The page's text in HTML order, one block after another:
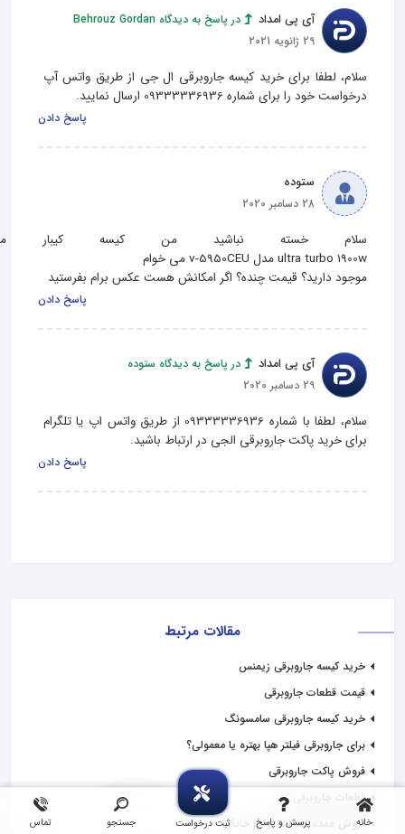
خانه پرسش و پاسخ ثبت درخواست جستجو تماس
مقالات مرتبط
خرید کیسه جاروبرقی زیمنس
قیمت قطعات جاروبرقی
خرید کیسه جاروبرقی سامسونگ
برای جاروبرقی فیلتر هپا بهتره یا معمولی؟
فروش پاکت جاروبرقی
قطعات جاروبرقی
فروش عمده قطعات لوازم خانگی
آی پی امداد
در پاسخ به دیدگاه Behrouz Gordan
29 ژانویه 2021
سلام، لطفا برای خرید کیسه جاروبرقی ال جی از طریق واتس آپ
درخواست خود را برای شماره 09333336936 ارسال نمایید.
پاسخ دادن
ستوده
28 دسامبر 2020
سلام خسته نباشید من کیسه کیبار
موجود دارید؟ قیمت چنده؟ اگر امکانش هست عکس برام بفرستید
پاسخ دادن
آی پی امداد
در پاسخ به دیدگاه ستوده
29 دسامبر 2020
سلام، لطفا با شماره 09333336936 از طریق واتس اپ یا تلگرام
برای خرید پاکت جاروبرقی الجی در ارتباط باشید.
پاسخ دادن